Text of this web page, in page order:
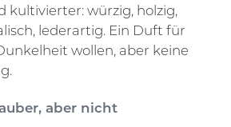
kultivierter: würzig, holzig,
lederartig. Ein Duft für
wollen, aber keine
aber nicht